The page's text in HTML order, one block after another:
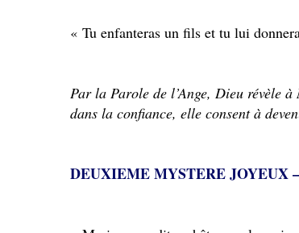
« Tu enfanteras un fils et tu lui
Par la Parole de l’Ange, Dieu révèle
dans la confiance, elle consent à
DEUXIEME MYSTERE JOYEUX